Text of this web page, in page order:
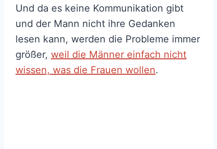
Und da es keine Kommunikation gibt
und der Mann nicht ihre Gedanken
lesen kann, werden die Probleme immer
größer, weil die Männer einfach nicht
wissen, was die Frauen wollen.